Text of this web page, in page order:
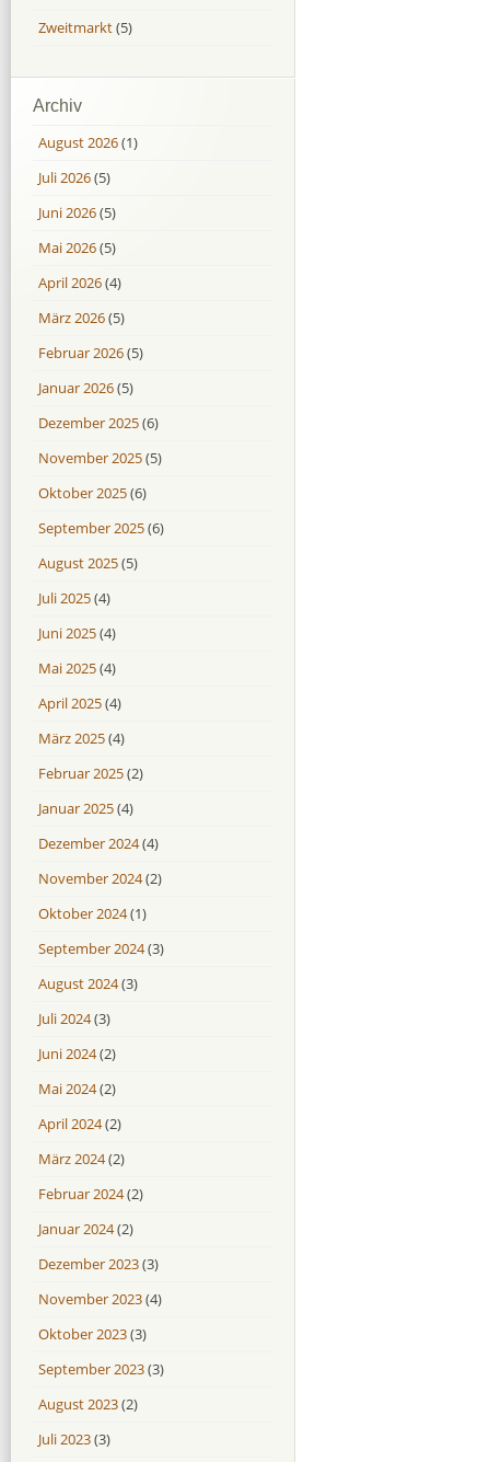
Zweitmarkt(5)
Archiv
August 2026(1)
Juli 2026(5)
Juni 2026(5)
Mai 2026(5)
April 2026(4)
März 2026(5)
Februar 2026(5)
Januar 2026(5)
Dezember 2025(6)
November 2025(5)
Oktober 2025(6)
September 2025(6)
August 2025(5)
Juli 2025(4)
Juni 2025(4)
Mai 2025(4)
April 2025(4)
März 2025(4)
Februar 2025(2)
Januar 2025(4)
Dezember 2024(4)
November 2024(2)
Oktober 2024(1)
September 2024(3)
August 2024(3)
Juli 2024(3)
Juni 2024(2)
Mai 2024(2)
April 2024(2)
März 2024(2)
Februar 2024(2)
Januar 2024(2)
Dezember 2023(3)
November 2023(4)
Oktober 2023(3)
September 2023(3)
August 2023(2)
Juli 2023(3)